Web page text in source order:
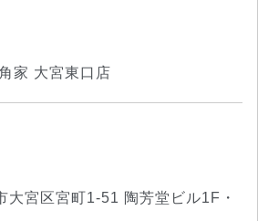
家 大宮東口店
大宮区宮町1-51 陶芳堂ビル1F・